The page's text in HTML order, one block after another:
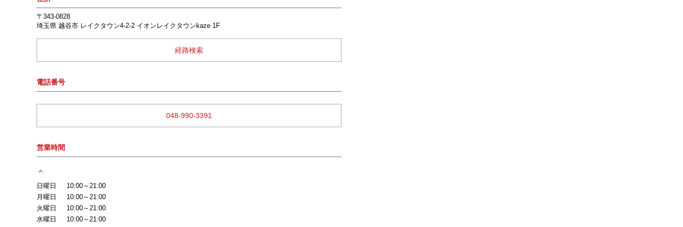
〒343-0828
埼玉県 越谷市 レイクタウン4-2-2 イオンレイクタウンkaze 1F
経路検索
電話番号
048-990-3391
営業時間
日曜日
10:00～21:00
月曜日
10:00～21:00
火曜日
10:00～21:00
水曜日
10:00～21:00